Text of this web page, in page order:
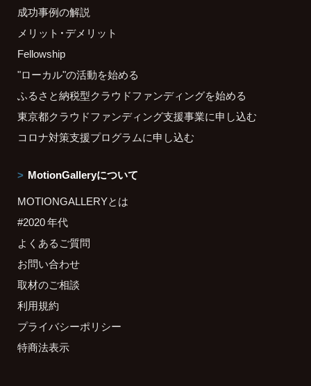
成功事例の解説
メリット・デメリット
Fellowship
"ローカル"の活動を始める
ふるさと納税型クラウドファンディングを始める
東京都クラウドファンディング支援事業に申し込む
コロナ対策支援プログラムに申し込む
MotionGalleryについて
MOTIONGALLERYとは
#2020 年代
よくあるご質問
お問い合わせ
取材のご相談
利用規約
プライバシーポリシー
特商法表示